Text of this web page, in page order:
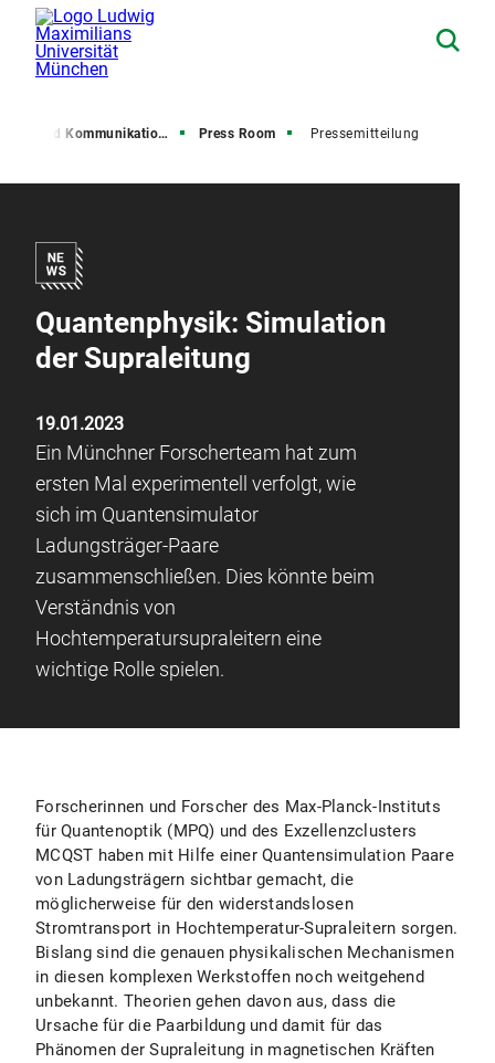
und Kommunikation (PuK) Press Room Pressemitteilung
Quantenphysik: Simulation
der Supraleitung
19.01.2023
Ein Münchner Forscherteam hat zum
ersten Mal experimentell verfolgt, wie
sich im Quantensimulator
Ladungsträger-Paare
zusammenschließen. Dies könnte beim
Verständnis von
Hochtemperatursupraleitern eine
wichtige Rolle spielen.
Forscherinnen und Forscher des Max-Planck-Instituts
für Quantenoptik (MPQ) und des Exzellenzclusters
MCQST haben mit Hilfe einer Quantensimulation Paare
von Ladungsträgern sichtbar gemacht, die
möglicherweise für den widerstandslosen
Stromtransport in Hochtemperatur-Supraleitern sorgen.
Bislang sind die genauen physikalischen Mechanismen
in diesen komplexen Werkstoffen noch weitgehend
unbekannt. Theorien gehen davon aus, dass die
Ursache für die Paarbildung und damit für das
Phänomen der Supraleitung in magnetischen Kräften